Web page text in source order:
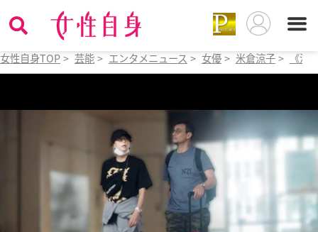
女性自身TOP > 芸能 > エンタメニュース > 女優 > 米倉涼子 > 《深